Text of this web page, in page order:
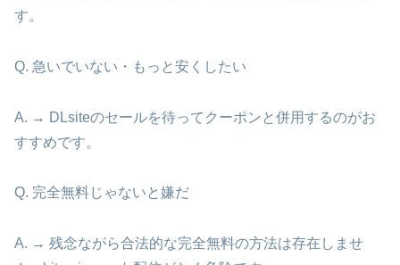
す。
Q. 急いでいない・もっと安くしたい
A. → DLsiteのセールを待ってクーポンと併用するのがお
すすめです。
Q. 完全無料じゃないと嫌だ
A. → 残念ながら合法的な完全無料の方法は存在しませ